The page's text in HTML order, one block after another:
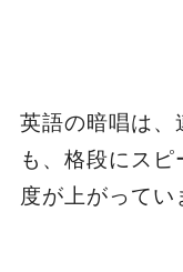
英語の暗唱は、
も、格段にス
度が上がってい